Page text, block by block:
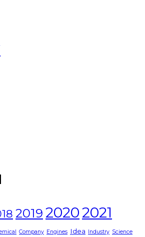
2019 20202021
Company Engines Idea Industry Science